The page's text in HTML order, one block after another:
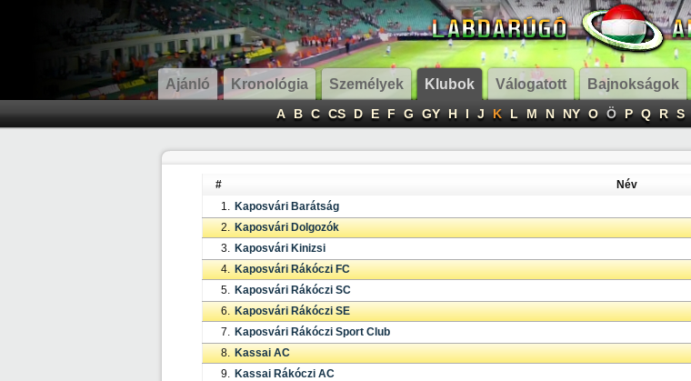
Ajánló Kronológia Személyek Klubok Válogatott Bajnokságok
A B C CS D E F G GY H I J K L M N NY O Ö P Q R S
#
Név
1. Kaposvári Barátság
2. Kaposvári Dolgozók
3. Kaposvári Kinizsi
4. Kaposvári Rákóczi FC
5. Kaposvári Rákóczi SC
6. Kaposvári Rákóczi SE
7. Kaposvári Rákóczi Sport Club
8. Kassai AC
9. Kassai Rákóczi AC